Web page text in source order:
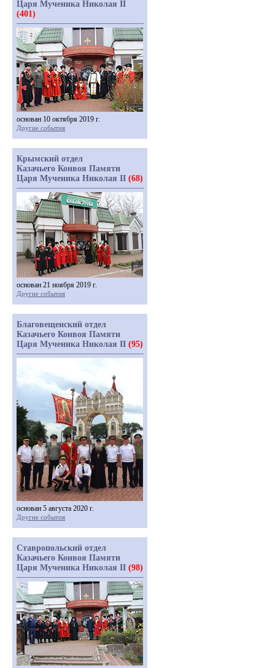
Царя Мученика Николая II
(401)
основан 10 октября 2019 г.
Другие события
Крымский отдел
Казачьего Конвоя Памяти
Царя Мученика Николая II (68)
основан 21 ноября 2019 г.
Другие события
Благовещенский отдел
Казачьего Конвоя Памяти
Царя Мученика Николая II (95)
основан 5 августа 2020 г.
Другие события
Ставропольский отдел
Казачьего Конвоя Памяти
Царя Мученика Николая II (98)